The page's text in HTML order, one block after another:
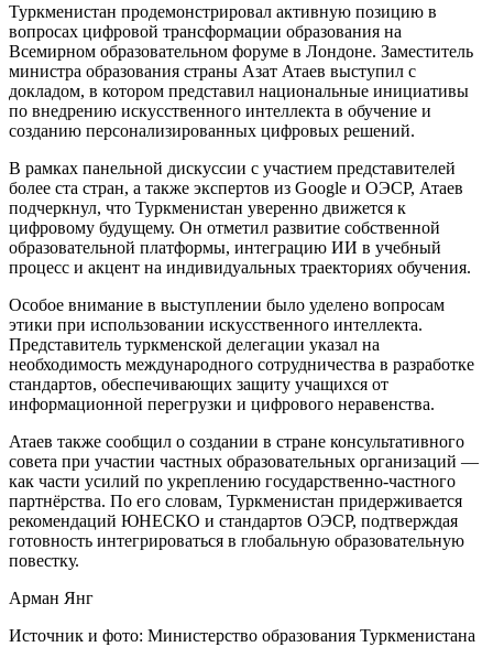
Туркменистан продемонстрировал активную позицию в
вопросах цифровой трансформации образования на
Всемирном образовательном форуме в Лондоне. Заместитель
министра образования страны Азат Атаев выступил с
докладом, в котором представил национальные инициативы
по внедрению искусственного интеллекта в обучение и
созданию персонализированных цифровых решений.
В рамках панельной дискуссии с участием представителей
более ста стран, а также экспертов из Google и ОЭСР, Атаев
подчеркнул, что Туркменистан уверенно движется к
цифровому будущему. Он отметил развитие собственной
образовательной платформы, интеграцию ИИ в учебный
процесс и акцент на индивидуальных траекториях обучения.
Особое внимание в выступлении было уделено вопросам
этики при использовании искусственного интеллекта.
Представитель туркменской делегации указал на
необходимость международного сотрудничества в разработке
стандартов, обеспечивающих защиту учащихся от
информационной перегрузки и цифрового неравенства.
Атаев также сообщил о создании в стране консультативного
совета при участии частных образовательных организаций —
как части усилий по укреплению государственно-частного
партнёрства. По его словам, Туркменистан придерживается
рекомендаций ЮНЕСКО и стандартов ОЭСР, подтверждая
готовность интегрироваться в глобальную образовательную
повестку.
Арман Янг
Источник и фото: Министерство образования Туркменистана